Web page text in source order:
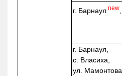
г. Барнаул new
г. Барнаул,
с. Власиха,
ул. Мамонтова,